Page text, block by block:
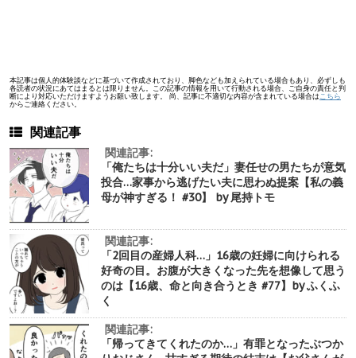
本記事は個人的体験談などに基づいて作成されており、脚色なども加えられている場合もあり、必ずしも
各読者の状況にあてはまるとは限りません。この記事の情報を用いて行動される場合、ご自身の責任と判
断により対応いただけますようお願い致します。 尚、記事に不適切な内容が含まれている場合は こちら
からご連絡ください。
関連記事
関連記事:
「俺たちは十分いい夫だ」妻任せの男たちが意気
投合…家事から逃げたい夫に思わぬ提案【私の義
母が神すぎる！ #30】 by 尾持トモ
関連記事:
「2回目の産婦人科…」16歳の妊婦に向けられる
好奇の目。お腹が大きくなった先を想像して思う
のは【16歳、命と向き合うとき #77】by ふくふ
く
関連記事:
「帰ってきてくれたのか…」有罪となったぶつか